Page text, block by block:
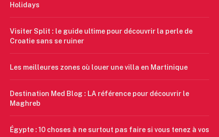
Holidays
Visiter Split : le guide ultime pour découvrir la perle de
Croatie sans se ruiner
Les meilleures zones où louer une villa en Martinique
Destination Med Blog : LA référence pour découvrir le
Maghreb
Égypte : 10 choses à ne surtout pas faire si vous tenez à vos